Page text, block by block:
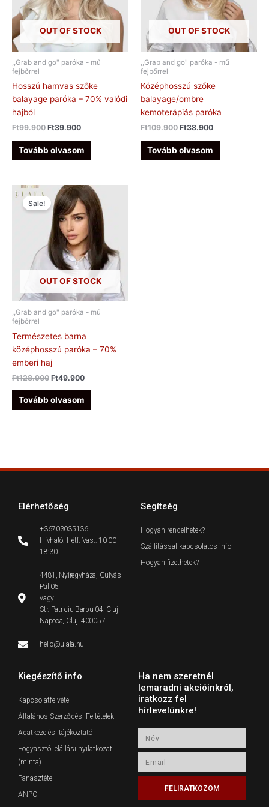
OUT OF STOCK
,,Grab and go" paróka - mű
fejbőrrel
Hosszú hamvas szőke
balayage paróka – 70% valódi
hajból
Ft99.900 Ft39.900
Tovább olvasom
OUT OF STOCK
,,Grab and go" paróka - mű
fejbőrrel
Középhosszú szőke
balayage/ombre
kemoterápiás paróka
Ft109.900 Ft38.900
Tovább olvasom
OUT OF STOCK
Sale!
,,Grab and go" paróka - mű
fejbőrrel
Természetes barna
középhosszú paróka – 70%
emberi haj
Ft128.900
Original
price
was:
Ft128.900.
Ft49.900
Current
price
is:
Ft49.900.
Tovább olvasom
Elérhetőség
+36703035136
Hívható: Hétf.-Vas.: 10:00 -
18:30
4481, Nyíregyháza, Gulyás
Pál 05.
vagy
Str. Patriciu Barbu 04. Cluj
Napoca, Cluj, 400057
hello@ulala.hu
Segítség
Hogyan rendelhetek?
Szállítással kapcsolatos info
Hogyan fizethetek?
Kiegészítő info
Kapcsolatfelvétel
Általános Szerződési Feltételek
Adatkezelési tájékoztató
Fogyasztói elállási nyilatkozat
(minta)
Panasztétel
ANPC
Ha nem szeretnél
lemaradni akcióinkról,
iratkozz fel
hírlevelünkre!
FELIRATKOZOM